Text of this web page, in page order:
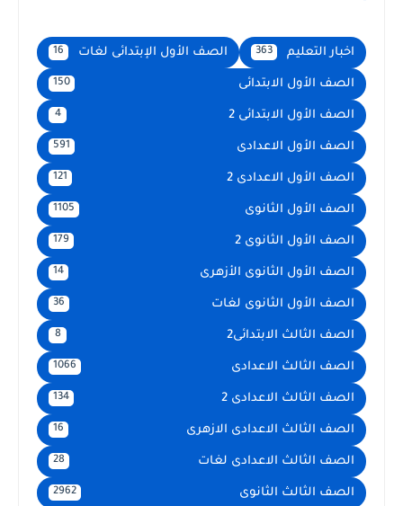
اخبار التعليم 363 الصف الأول الإبتدائى لغات 16
الصف الأول الابتدائى 150
الصف الأول الابتدائى 2 4
الصف الأول الاعدادى 591
الصف الأول الاعدادى 2 121
الصف الأول الثانوى 1105
الصف الأول الثانوى 2 179
الصف الأول الثانوى الأزهرى 14
الصف الأول الثانوى لغات 36
الصف الثالث الابتدائى2 8
الصف الثالث الاعدادى 1066
الصف الثالث الاعدادى 2 134
الصف الثالث الاعدادى الازهرى 16
الصف الثالث الاعدادى لغات 28
الصف الثالث الثانوى 2962